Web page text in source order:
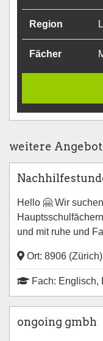
Region
Fächer
weitere
Hello 🤗 Wir
und mit ruhe und
Ort: 8906 (Zürich)
Fach: Englisch,
ongoing gmbh